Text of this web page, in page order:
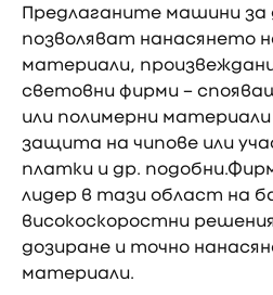
Предлаганите машини за
позволяват нанасянето
материали,
световни фирми –
или полимерни
защита на чипове или
платки и др.
лидер в тази област на
високоскоростни
дозиране и точно
материали.